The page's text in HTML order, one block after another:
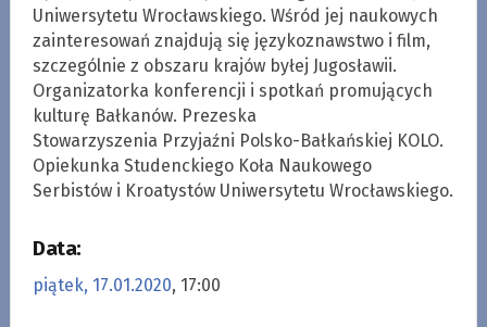
Uniwersytetu Wrocławskiego. Wśród jej naukowych
zainteresowań znajdują się językoznawstwo i film,
szczególnie z obszaru krajów byłej Jugosławii.
Organizatorka konferencji i spotkań promujących
kulturę Bałkanów. Prezeska
Stowarzyszenia Przyjaźni Polsko-Bałkańskiej KOLO.
Opiekunka Studenckiego Koła Naukowego
Serbistów i Kroatystów Uniwersytetu Wrocławskiego.
Data:
piątek, 17.01.2020, 17:00